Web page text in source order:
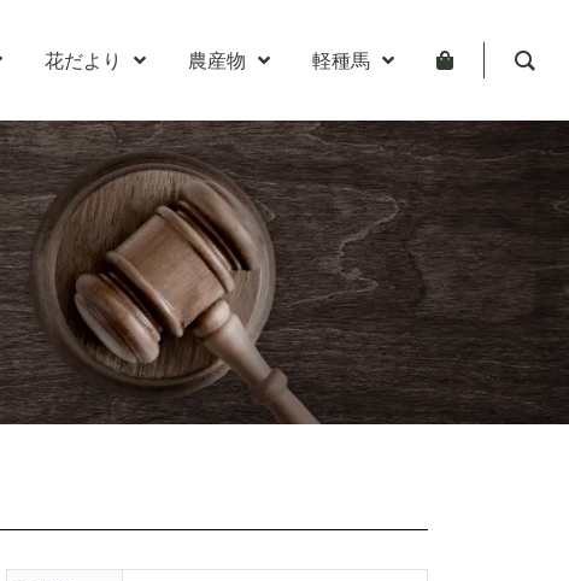
花だより 農産物 軽種馬